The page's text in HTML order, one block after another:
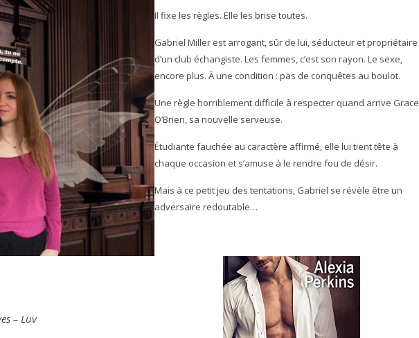
Il fixe les règles. Elle les brise toutes.
Gabriel Miller est arrogant, sûr de lui, séducteur et propriétaire
d’un club échangiste. Les femmes, c’est son rayon. Le sexe,
encore plus. À une condition : pas de conquêtes au boulot.
Une règle horriblement difficile à respecter quand arrive Grace
O’Brien, sa nouvelle serveuse.
Étudiante fauchée au caractère affirmé, elle lui tient tête à
chaque occasion et s’amuse à le rendre fou de désir.
Mais à ce petit jeu des tentations, Gabriel se révèle être un
adversaire redoutable…
– Luv